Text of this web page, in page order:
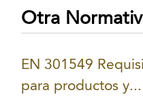
Otra
EN 301549
para productos y...